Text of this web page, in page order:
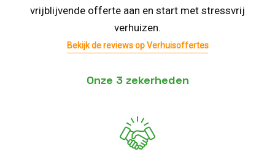
vrijblijvende offerte aan en start met stressvrij
verhuizen.
Bekijk de reviews op Verhuisoffertes
Onze 3 zekerheden